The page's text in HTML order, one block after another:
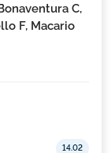
14.02
C,
F, Macario